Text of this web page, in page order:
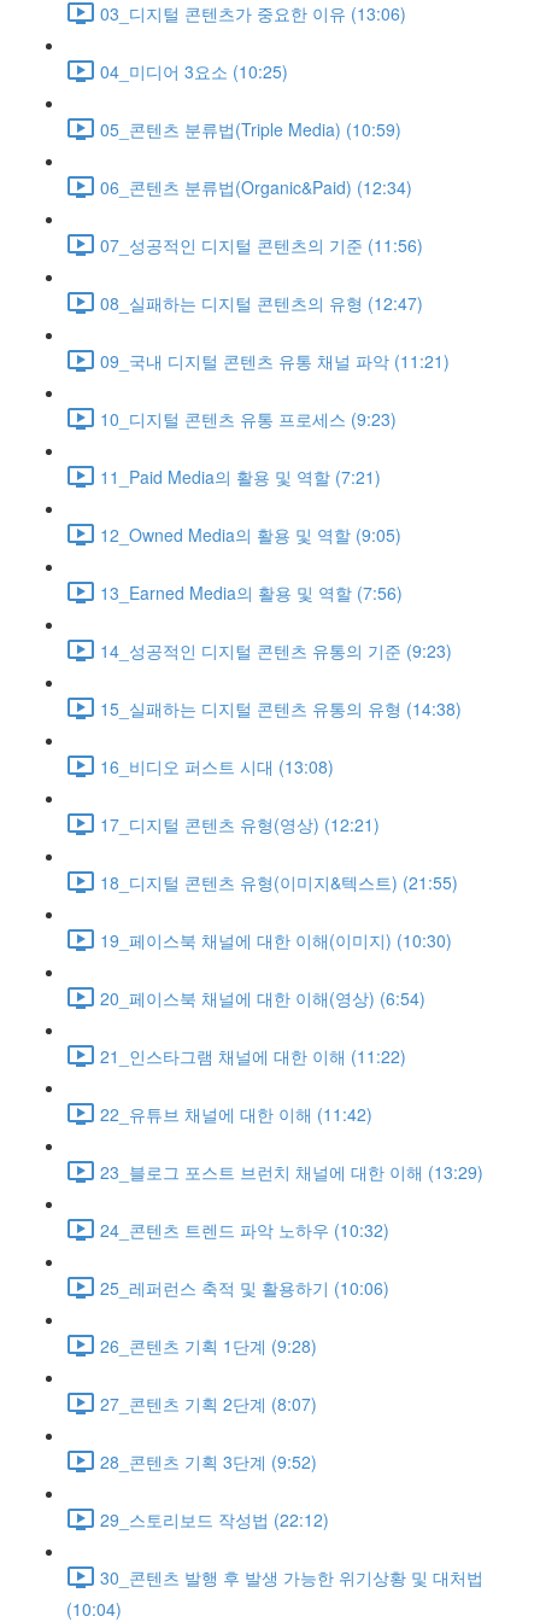
03_디지털 콘텐츠가 중요한 이유 (13:06)
04_미디어 3요소 (10:25)
05_콘텐츠 분류법(Triple Media) (10:59)
06_콘텐츠 분류법(Organic&Paid) (12:34)
07_성공적인 디지털 콘텐츠의 기준 (11:56)
08_실패하는 디지털 콘텐츠의 유형 (12:47)
09_국내 디지털 콘텐츠 유통 채널 파악 (11:21)
10_디지털 콘텐츠 유통 프로세스 (9:23)
11_Paid Media의 활용 및 역할 (7:21)
12_Owned Media의 활용 및 역할 (9:05)
13_Earned Media의 활용 및 역할 (7:56)
14_성공적인 디지털 콘텐츠 유통의 기준 (9:23)
15_실패하는 디지털 콘텐츠 유통의 유형 (14:38)
16_비디오 퍼스트 시대 (13:08)
17_디지털 콘텐츠 유형(영상) (12:21)
18_디지털 콘텐츠 유형(이미지&텍스트) (21:55)
19_페이스북 채널에 대한 이해(이미지) (10:30)
20_페이스북 채널에 대한 이해(영상) (6:54)
21_인스타그램 채널에 대한 이해 (11:22)
22_유튜브 채널에 대한 이해 (11:42)
23_블로그 포스트 브런치 채널에 대한 이해 (13:29)
24_콘텐츠 트렌드 파악 노하우 (10:32)
25_레퍼런스 축적 및 활용하기 (10:06)
26_콘텐츠 기획 1단계 (9:28)
27_콘텐츠 기획 2단계 (8:07)
28_콘텐츠 기획 3단계 (9:52)
29_스토리보드 작성법 (22:12)
30_콘텐츠 발행 후 발생 가능한 위기상황 및 대처법
(10:04)